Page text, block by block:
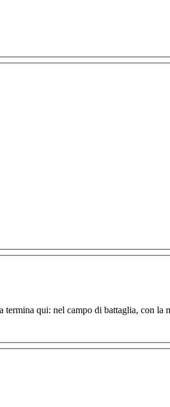
termina qui: nel campo di battaglia, con